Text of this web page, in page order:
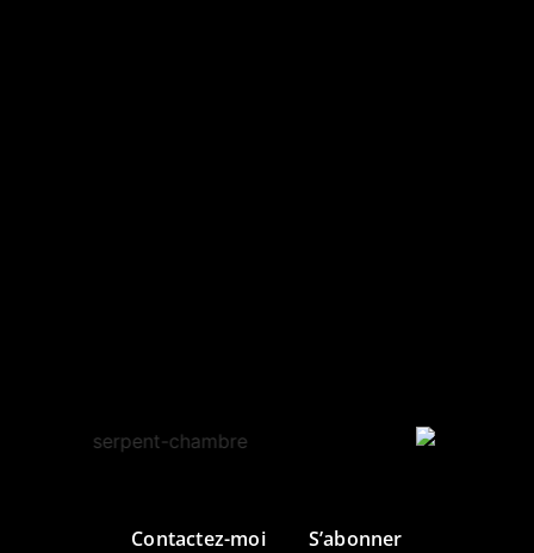
Contactez-moi
S’abonner